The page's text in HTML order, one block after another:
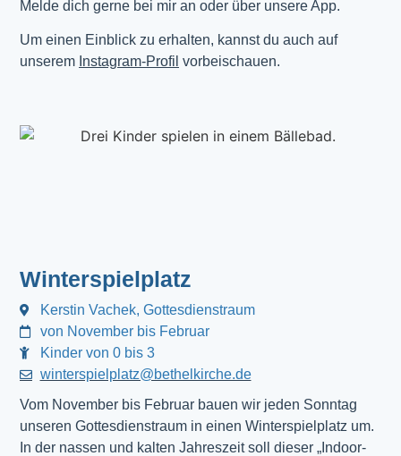
Melde dich gerne bei mir an oder über unsere App.
Um einen Einblick zu erhalten, kannst du auch auf
unserem Instagram-Profil vorbeischauen.
Winterspielplatz
Kerstin Vachek, Gottesdienstraum
von November bis Februar
Kinder von 0 bis 3
winterspielplatz@bethelkirche.de
Vom November bis Februar bauen wir jeden Sonntag
unseren Gottesdienstraum in einen Winterspielplatz um.
In der nassen und kalten Jahreszeit soll dieser „Indoor-